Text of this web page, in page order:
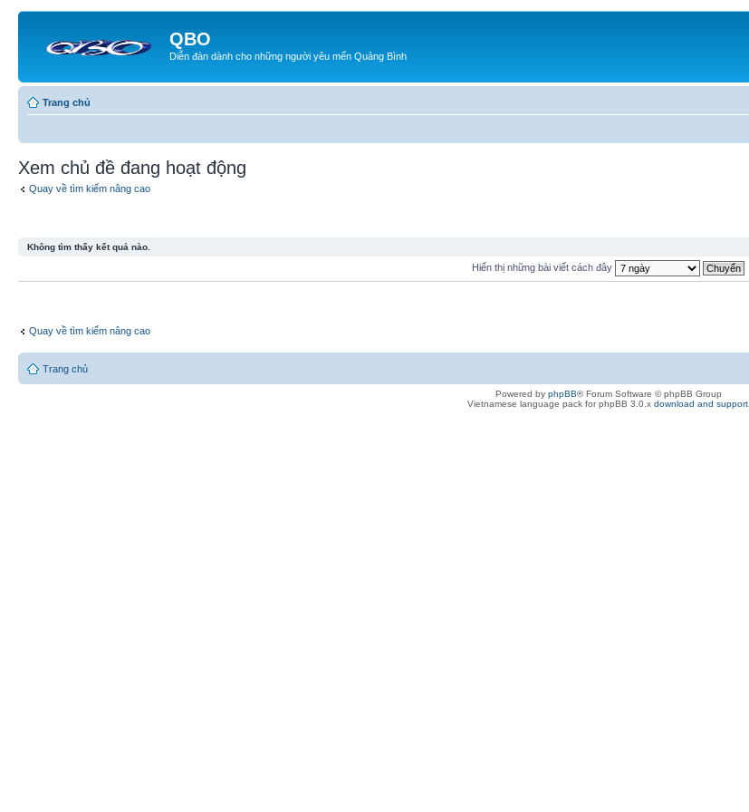
QBO
Diễn đàn dành cho những người yêu mến Quảng Bình
Trang chủ
Xem chủ đề đang hoạt động
Quay về tìm kiếm nâng cao
Không tìm thấy kết quả nào.
Hiển thị những bài viết cách đây
Quay về tìm kiếm nâng cao
Trang chủ
Powered by phpBB® Forum Software © phpBB Group
Vietnamese language pack for phpBB 3.0.x download and support.